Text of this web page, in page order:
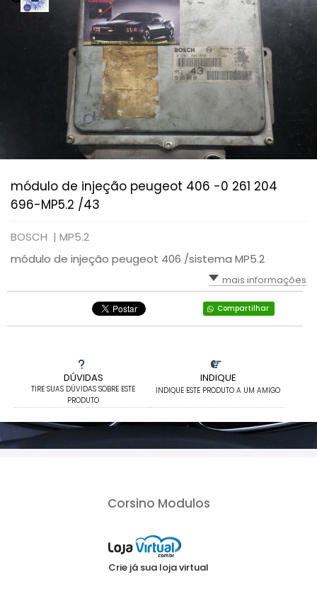
módulo de injeção peugeot 406 -0 261 204
696-MP5.2 /43
BOSCH | MP5.2
módulo de injeção peugeot 406 /sistema MP5.2
mais informações
Compartilhar
DÚVIDAS
TIRE SUAS DÚVIDAS SOBRE ESTE
PRODUTO
INDIQUE
INDIQUE ESTE PRODUTO A UM AMIGO
Corsino Modulos
Crie já sua loja virtual